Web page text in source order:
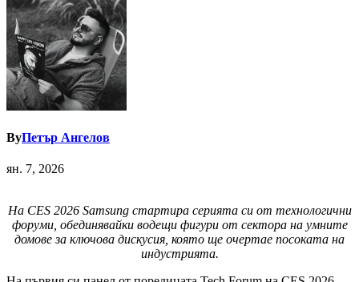
ByПетър Ангелов
ян. 7, 2026
На CES 2026 Samsung стартира серията си от технологични
форуми, обединявайки водещи фигури от сектора на умните
домове за ключова дискусия, която ще очертае посоката на
индустрията.